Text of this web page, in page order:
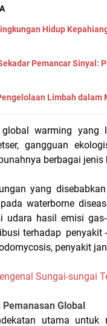
Hidup
Pemancar Sinyal:
Limbah dalam
global warming yang
gangguan
berbagai jenis
yang
waterborne
udara hasil emisi
terhadap
, penyakit
Sungai-sungai
Global
utama untuk